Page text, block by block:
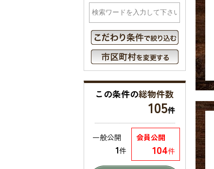
この条件の総物件数
105件
会員公開
104件
一般公開
1件